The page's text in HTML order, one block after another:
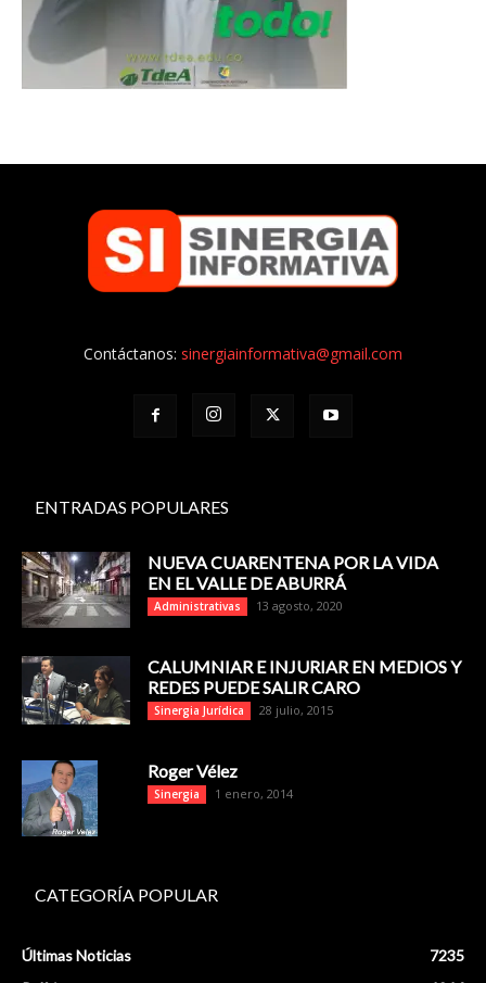
Contáctanos: sinergiainformativa@gmail.com
ENTRADAS POPULARES
NUEVA CUARENTENA POR LA VIDA
EN EL VALLE DE ABURRÁ
Administrativas 13 agosto, 2020
CALUMNIAR E INJURIAR EN MEDIOS Y
REDES PUEDE SALIR CARO
Sinergia Jurídica 28 julio, 2015
Roger Vélez
Sinergia 1 enero, 2014
CATEGORÍA POPULAR
Últimas Noticias
7235